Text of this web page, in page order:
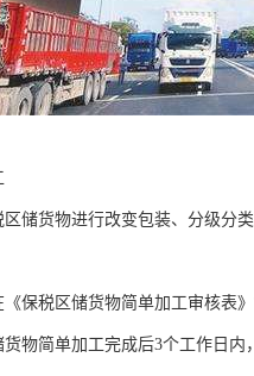
区储货物进行改变包装、分级
《保税区储货物简单加工审核
货物简单加工完成后3个工作日